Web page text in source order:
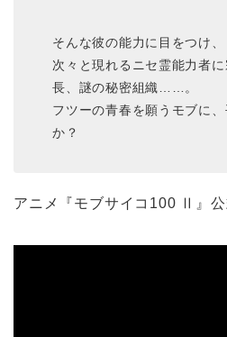
そんな彼の能力に目をつけ、
次々と現れるニセ霊能力者
長、謎の秘密組織……。
フツーの青春を願うモブに
か？
アニメ『モブサイコ100 Ⅱ』公